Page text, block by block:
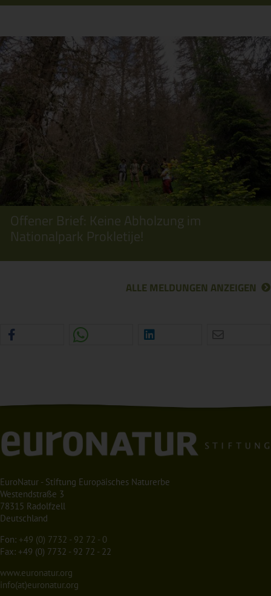
Offener Brief: Keine Abholzung im
Nationalpark Prokletije!
ALLE MELDUNGEN ANZEIGEN
EuroNatur - Stiftung Europäisches Naturerbe
Westendstraße 3
78315 Radolfzell
Deutschland
Fon: +49 (0) 7732 - 92 72 - 0
Fax: +49 (0) 7732 - 92 72 - 22
www.euronatur.org
info(at)euronatur.org